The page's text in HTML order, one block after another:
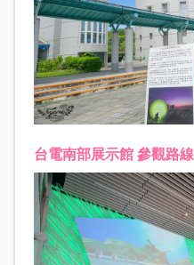
台電南部展示館 參觀路線